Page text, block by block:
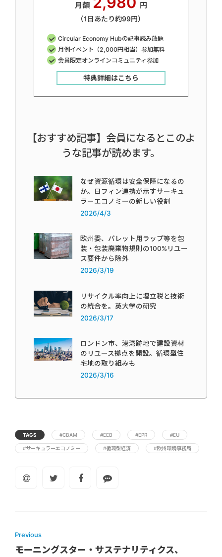
月額 円
（1日あたり約99円）
Circular Economy Hubの記事読み放題
月例イベント（2,000円相当）参加無料
会員限定オンラインコミュニティ参加
特典詳細はこちら
【おすすめ記事】会員になるとこのよ
うな記事が読めます。
なぜ資源循環は安全保障になるの
か。日フィン連携が示すサーキュ
ラーエコノミーの新しい役割
2026/4/3
欧州委、パレット用ラップ等を包
装・包装廃棄物規則の100%リユー
ス要件から除外
2026/3/19
リサイクル率向上に埋立税と技術
の統合を。英大学の研究
2026/3/17
ロンドン市、港湾跡地で建設資材
のリユース拠点を開設。循環型住
宅地の取り組みも
2026/3/16
TAGS #CBAM #EEB #EPR #EU
#サーキュラーエコノミー #循環型経済 #欧州環境事務局
Previous
モーニングスター・サステナリティクス、